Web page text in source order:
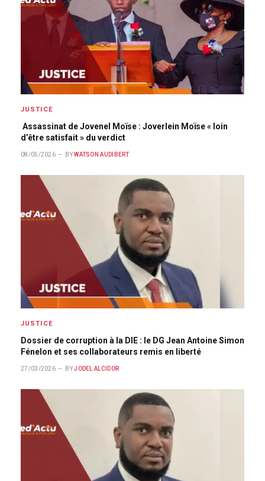
JUSTICE
Assassinat de Jovenel Moïse : Joverlein Moïse « loin
d’être satisfait » du verdict
08/05/2026 BY WATSON AUDIBERT
JUSTICE
Dossier de corruption à la DIE : le DG Jean Antoine Simon
Fénelon et ses collaborateurs remis en liberté
27/03/2026 BY JODEL ALCIDOR